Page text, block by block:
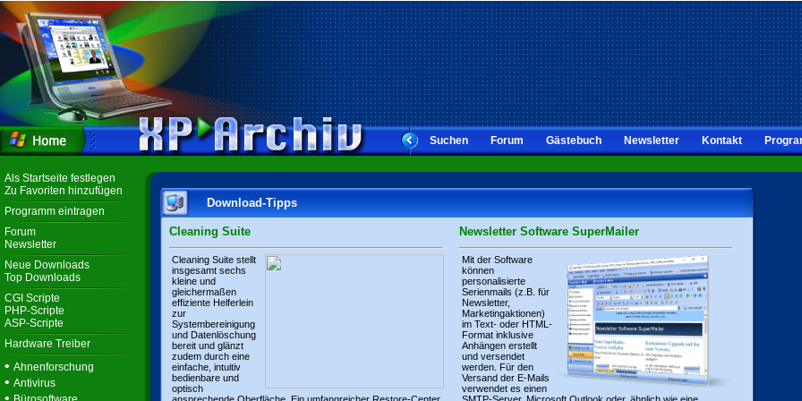
Suchen Forum Gästebuch Newsletter Kontakt
Als Startseite festlegen
Zu Favoriten hinzufügen
Programm eintragen
Forum
Newsletter
Neue Downloads
Top Downloads
CGI Scripte
PHP-Scripte
ASP-Scripte
Hardware Treiber
• Ahnenforschung
• Antivirus
•
Download-Tipps
Cleaning Suite
Cleaning Suite stellt
insgesamt sechs
kleine und
gleichermaßen
effiziente Helferlein
zur
Systembereinigung
und Datenlöschung
bereit und glänzt
zudem durch eine
einfache, intuitiv
bedienbare und
optisch
Newsletter Software SuperMailer
Mit der Software
können
personalisierte
Serienmails (z.B. für
Newsletter,
Marketingaktionen)
im Text- oder HTML-
Format inklusive
Anhängen erstellt
und versendet
werden. Für den
Versand der E-Mails
verwendet es einen